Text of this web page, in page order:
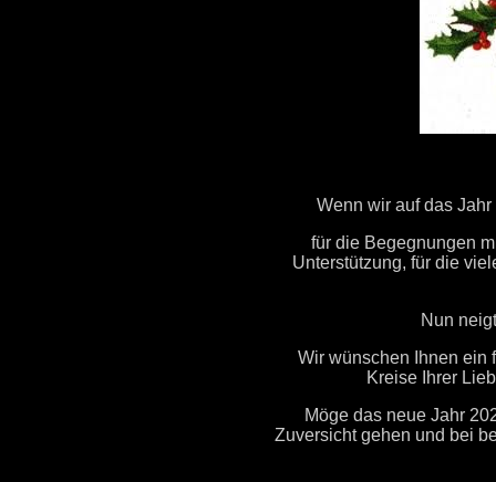
Wenn wir auf das
für die Begegnungen
Unterstützung, für die
Nun
Wir wünschen Ihnen ein
Kreise Ihrer
Möge das neue Jahr
Zuversicht gehen und bei